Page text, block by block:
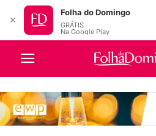
✕
Folha do Domingo
GRÁTIS
Na Google Play